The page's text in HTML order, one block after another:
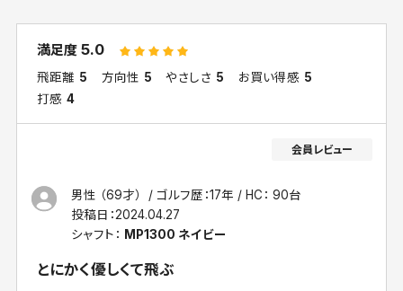
満足度5.0
飛距離 5 方向性 5 やさしさ 5 お買い得感 5
打感 4
男性 （69才） ゴルフ歴：17年
HC： 90台
投稿日：2024.04.27
シャフト： MP1300 ネイビー
とにかく優しくて飛ぶ